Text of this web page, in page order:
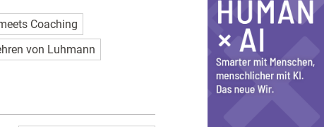
Coaching
von Luhmann